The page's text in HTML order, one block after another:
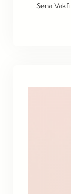
Sena Vakfı